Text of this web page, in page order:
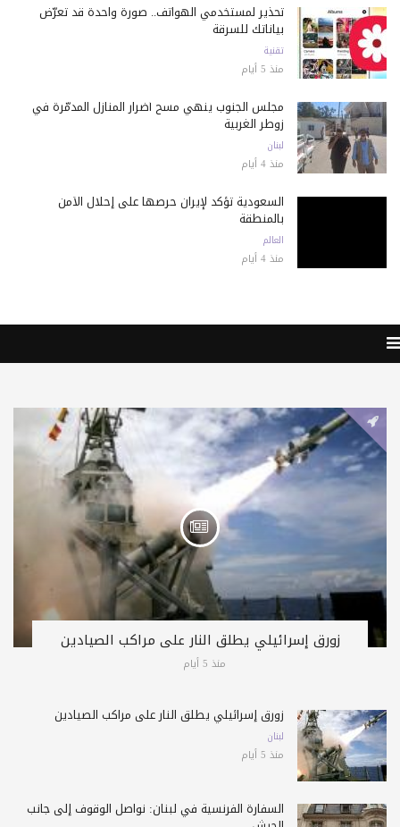
تحذير لمستخدمي الهواتف.. صورة واحدة قد تعرّض
بياناتك للسرقة
تقنية
منذ 5 أيام
مجلس الجنوب ينهي مسح أضرار المنازل المدمّرة في
زوطر الغربية
لبنان
منذ 4 أيام
السعودية تؤكد لإيران حرصها على إحلال الأمن
بالمنطقة
العالم
منذ 4 أيام
زورق إسرائيلي يطلق النار على مراكب الصيادين
منذ 5 أيام
زورق إسرائيلي يطلق النار على مراكب الصيادين
لبنان
منذ 5 أيام
السفارة الفرنسية في لبنان: نواصل الوقوف إلى جانب